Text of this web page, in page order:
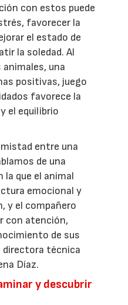
con estos puede
favorecer la
el estado de
la soledad. Al
una
positivas, juego
favorece la
el equilibrio
entre una
de una
la que el animal
emocional y
y el compañero
con atención,
de sus
directora técnica
Díaz.
y descubrir